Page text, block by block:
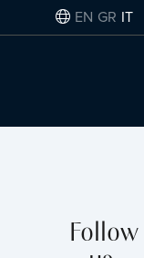
EN GR IT
Follow